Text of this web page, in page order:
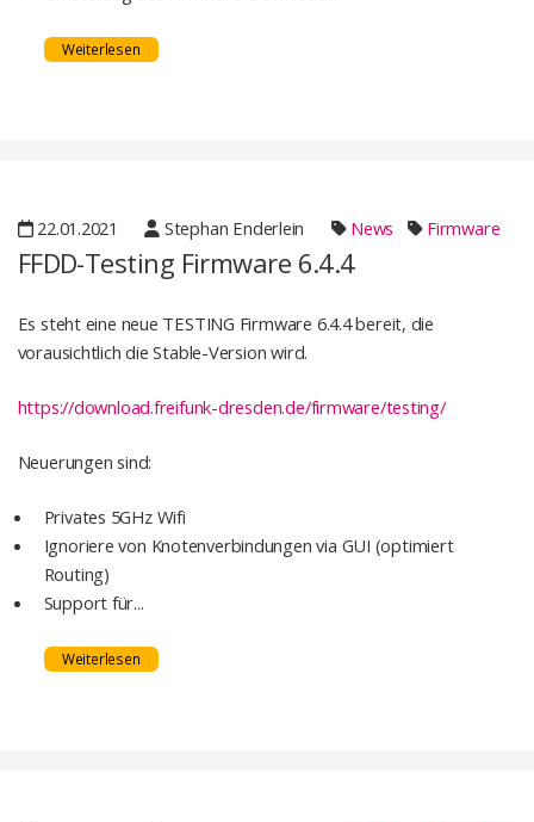
Weiterlesen
22.01.2021 Stephan Enderlein News Firmware
FFDD-Testing Firmware 6.4.4
Es steht eine neue TESTING Firmware 6.4.4 bereit, die
vorausichtlich die Stable-Version wird.
https://download.freifunk-dresden.de/firmware/testing/
Neuerungen sind:
Privates 5GHz Wifi
Ignoriere von Knotenverbindungen via GUI (optimiert
Routing)
Support für...
Weiterlesen